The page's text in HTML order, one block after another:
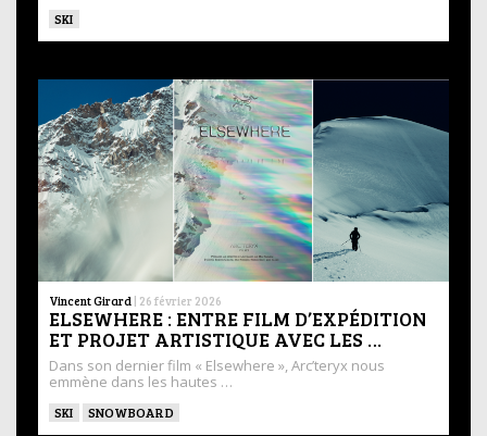
SKI
Vincent Girard | 26 février 2026
ELSEWHERE : ENTRE FILM D’EXPÉDITION
ET PROJET ARTISTIQUE AVEC LES …
Dans son dernier film « Elsewhere », Arc’teryx nous
emmène dans les hautes …
SKI SNOWBOARD